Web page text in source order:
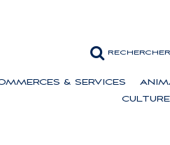
& SERVICES